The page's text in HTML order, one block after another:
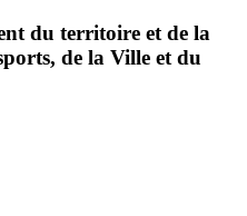
du territoire et de la
de la Ville et du